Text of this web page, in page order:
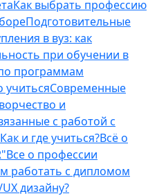
Как выбрать профессию
Подготовительные
в вуз: как
при обучении в
программам
учитьсяСовременные
и
с работой с
и где учиться?Всё о
Все о профессии
работать с дипломом
дизайну?